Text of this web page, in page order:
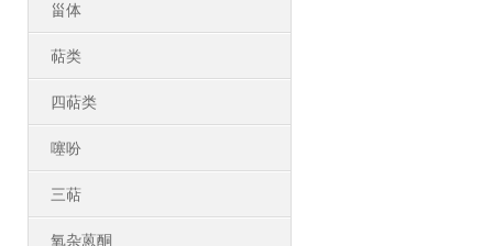
甾体
萜类
四萜类
噻吩
三萜
氧杂蒽酮